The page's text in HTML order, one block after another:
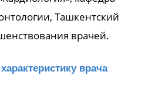
Ташкентский
врачей.
врача